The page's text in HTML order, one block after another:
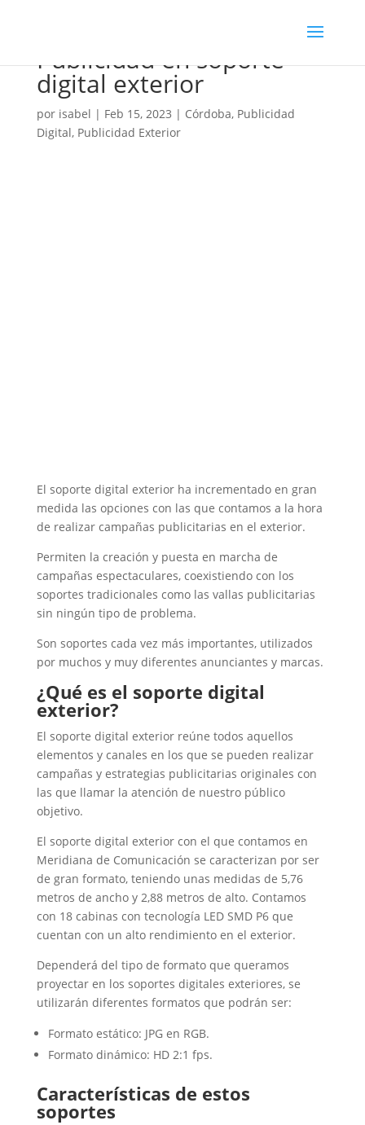
Publicidad en soporte
digital exterior
por isabel | Feb 15, 2023 | Córdoba, Publicidad
Digital, Publicidad Exterior
El soporte digital exterior ha incrementado en gran
medida las opciones con las que contamos a la hora
de realizar campañas publicitarias en el exterior.
Permiten la creación y puesta en marcha de
campañas espectaculares, coexistiendo con los
soportes tradicionales como las vallas publicitarias
sin ningún tipo de problema.
Son soportes cada vez más importantes, utilizados
por muchos y muy diferentes anunciantes y marcas.
¿Qué es el soporte digital
exterior?
El soporte digital exterior reúne todos aquellos
elementos y canales en los que se pueden realizar
campañas y estrategias publicitarias originales con
las que llamar la atención de nuestro público
objetivo.
El soporte digital exterior con el que contamos en
Meridiana de Comunicación se caracterizan por ser
de gran formato, teniendo unas medidas de 5,76
metros de ancho y 2,88 metros de alto. Contamos
con 18 cabinas con tecnología LED SMD P6 que
cuentan con un alto rendimiento en el exterior.
Dependerá del tipo de formato que queramos
proyectar en los soportes digitales exteriores, se
utilizarán diferentes formatos que podrán ser:
Formato estático: JPG en RGB.
Formato dinámico: HD 2:1 fps.
Características de estos
soportes